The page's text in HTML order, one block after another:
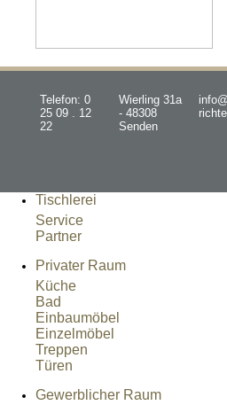
Telefon: 0
25 09 . 12
22
Wierling 31a
- 48308
Senden
Tischlerei
Service
Partner
Privater Raum
Küche
Bad
Einbaumöbel
Einzelmöbel
Treppen
Türen
Gewerblicher Raum